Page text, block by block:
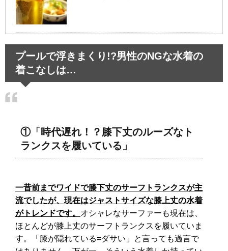
血液検査の結果は病院ですぐわ
かる？血液検査のあれこれ！
プールで浮きまくり!?男性のNGな水着の
着こなしは…
①「時代遅れ！？膝下丈のルーズなト
ランクスを履いている」
一昔前までワイドで膝下丈のサーフトランクスが主
流でしたが、現在はジャストサイズな膝上丈の水着
がトレンドです。 オシャレなサーファーも現在は、
ほとんどが膝上丈のサーフトランクスを履いていま
す。「膝が隠れている=ダサい」と言っても過言で